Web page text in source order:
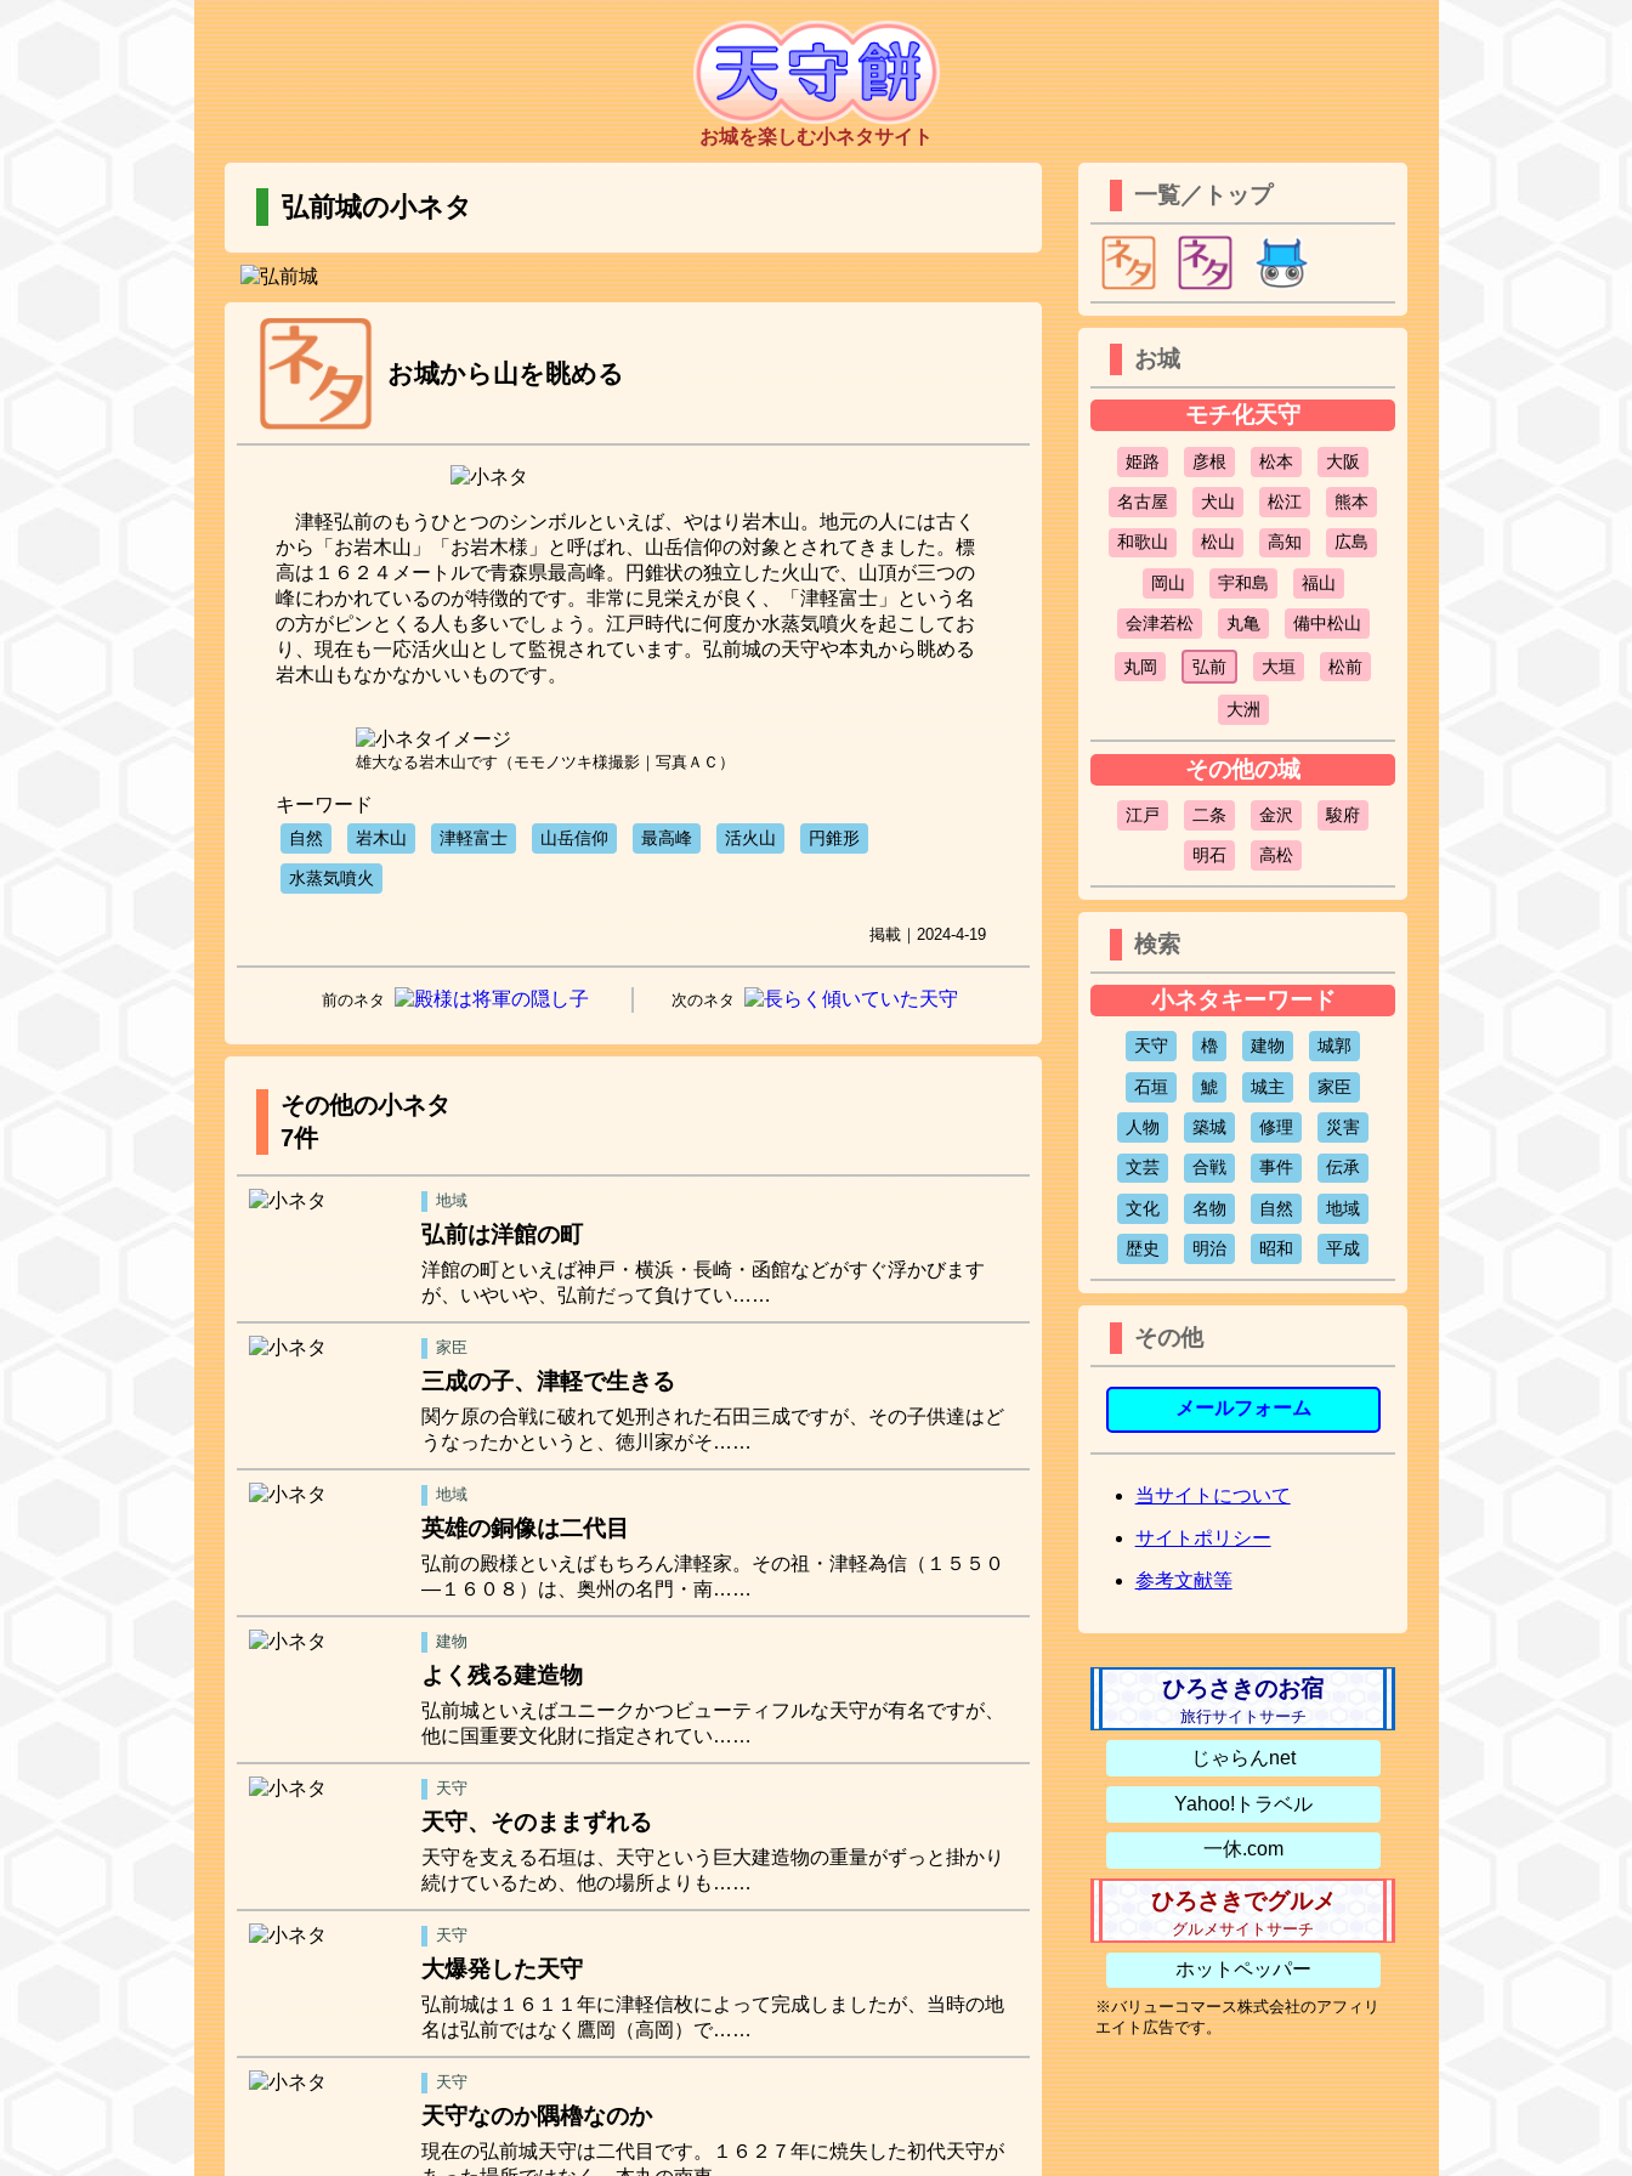
お城を楽しむ小ネタサイト
弘前城の小ネタ
お城から山を眺める
津軽弘前のもうひとつのシンボルといえば、やはり岩木山。地元の人には古く
から「お岩木山」「お岩木様」と呼ばれ、山岳信仰の対象とされてきました。標
高は１６２４メートルで青森県最高峰。円錐状の独立した火山で、山頂が三つの
峰にわかれているのが特徴的です。非常に見栄えが良く、「津軽富士」という名
の方がピンとくる人も多いでしょう。江戸時代に何度か水蒸気噴火を起こしてお
り、現在も一応活火山として監視されています。弘前城の天守や本丸から眺める
岩木山もなかなかいいものです。
雄大なる岩木山です（モモノツキ様撮影｜写真ＡＣ）
キーワード
自然 岩木山 津軽富士 山岳信仰 最高峰 活火山 円錐形
水蒸気噴火
掲載｜2024-4-19
前のネタ 次のネタ
その他の小ネタ
7件
地域
弘前は洋館の町
洋館の町といえば神戸・横浜・長崎・函館などがすぐ浮かびます
が、いやいや、弘前だって負けてい……
家臣
三成の子、津軽で生きる
関ケ原の合戦に破れて処刑された石田三成ですが、その子供達はど
うなったかというと、徳川家がそ……
地域
英雄の銅像は二代目
弘前の殿様といえばもちろん津軽家。その祖・津軽為信（１５５０
―１６０８）は、奥州の名門・南……
建物
よく残る建造物
弘前城といえばユニークかつビューティフルな天守が有名ですが、
他に国重要文化財に指定されてい……
天守
天守、そのままずれる
天守を支える石垣は、天守という巨大建造物の重量がずっと掛かり
続けているため、他の場所よりも……
天守
大爆発した天守
弘前城は１６１１年に津軽信枚によって完成しましたが、当時の地
名は弘前ではなく鷹岡（高岡）で……
天守
天守なのか隅櫓なのか
現在の弘前城天守は二代目です。１６２７年に焼失した初代天守が
一覧／トップ
お城
モチ化天守
姫路 彦根 松本 大阪
名古屋 犬山 松江 熊本
和歌山 松山 高知 広島
岡山 宇和島 福山
会津若松 丸亀 備中松山
丸岡 弘前 大垣 松前
大洲
その他の城
江戸 二条 金沢 駿府
明石 高松
検索
小ネタキーワード
天守 櫓 建物 城郭
石垣 鯱 城主 家臣
人物 築城 修理 災害
文芸 合戦 事件 伝承
文化 名物 自然 地域
歴史 明治 昭和 平成
その他
メールフォーム
当サイトについて
サイトポリシー
参考文献等
ひろさきのお宿
旅行サイトサーチ
じゃらんnet
Yahoo!トラベル
一休.com
ひろさきでグルメ
グルメサイトサーチ
ホットペッパー
※バリューコマース株式会社のアフィリ
エイト広告です。